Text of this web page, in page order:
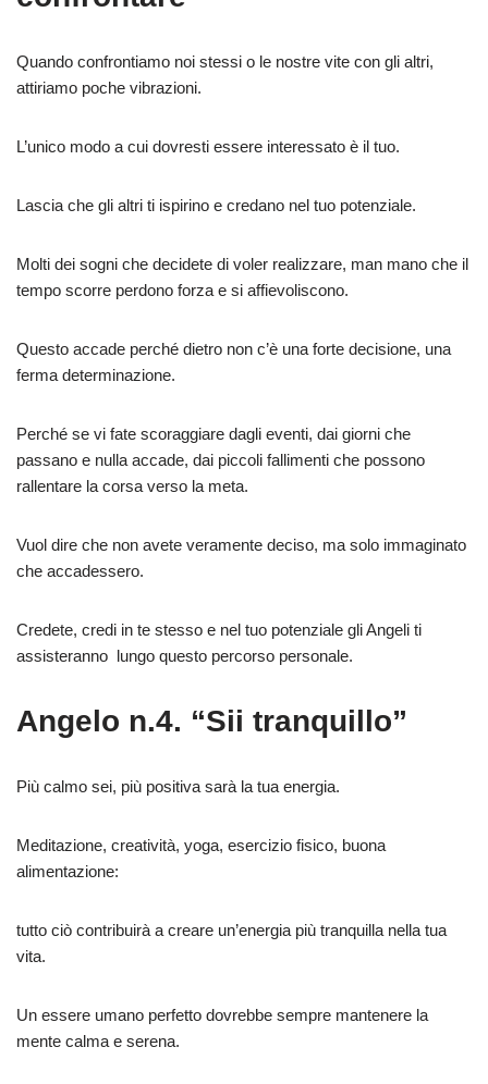
Quando confrontiamo noi stessi o le nostre vite con gli altri,
attiriamo poche vibrazioni.
L’unico modo a cui dovresti essere interessato è il tuo.
Lascia che gli altri ti ispirino e credano nel tuo potenziale.
Molti dei sogni che decidete di voler realizzare, man mano che il
tempo scorre perdono forza e si affievoliscono.
Questo accade perché dietro non c’è una forte decisione, una
ferma determinazione.
Perché se vi fate scoraggiare dagli eventi, dai giorni che
passano e nulla accade, dai piccoli fallimenti che possono
rallentare la corsa verso la meta.
Vuol dire che non avete veramente deciso, ma solo immaginato
che accadessero.
Credete, credi in te stesso e nel tuo potenziale gli Angeli ti
assisteranno lungo questo percorso personale.
Angelo n.4. “Sii tranquillo”
Più calmo sei, più positiva sarà la tua energia.
Meditazione, creatività, yoga, esercizio fisico, buona
alimentazione:
tutto ciò contribuirà a creare un’energia più tranquilla nella tua
vita.
Un essere umano perfetto dovrebbe sempre mantenere la
mente calma e serena.